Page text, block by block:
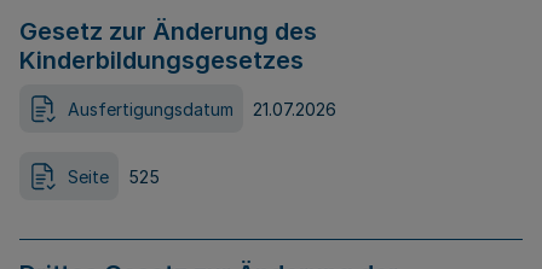
Gesetz zur Änderung des
Kinderbildungsgesetzes
Ausfertigungsdatum 21.07.2026
Seite 525